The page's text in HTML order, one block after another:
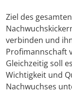
Ziel des
verbinden und
Profimannschaft
Gleichzeitig soll
Wichtigkeit und
Nachwuchses